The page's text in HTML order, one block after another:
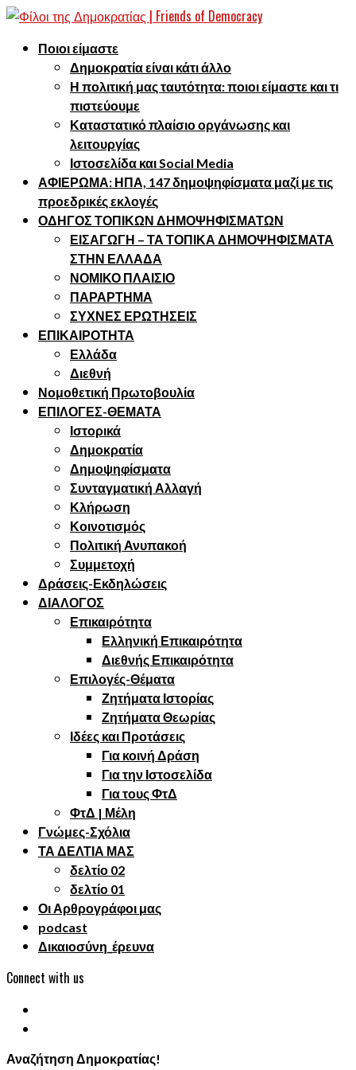
Ποιοι είμαστε
Δημοκρατία είναι κάτι άλλο
Η πολιτική μας ταυτότητα: ποιοι είμαστε και τι
πιστεύουμε
Καταστατικό πλαίσιο οργάνωσης και
λειτουργίας
Ιστοσελίδα και Social Media
ΑΦΙΕΡΩΜΑ: ΗΠΑ, 147 δημοψηφίσματα μαζί με τις
προεδρικές εκλογές
ΟΔΗΓΟΣ ΤΟΠΙΚΩΝ ΔΗΜΟΨΗΦΙΣΜΑΤΩΝ
ΕΙΣΑΓΩΓΗ – ΤΑ ΤΟΠΙΚΑ ΔΗΜΟΨΗΦΙΣΜΑΤΑ
ΣΤΗΝ ΕΛΛΑΔΑ
ΝΟΜΙΚΟ ΠΛΑΙΣΙΟ
ΠΑΡΑΡΤΗΜΑ
ΣΥΧΝΕΣ ΕΡΩΤΗΣΕΙΣ
ΕΠΙΚΑΙΡΟΤΗΤΑ
Ελλάδα
Διεθνή
Νομοθετική Πρωτοβουλία
ΕΠΙΛΟΓΕΣ-ΘΕΜΑΤΑ
Ιστορικά
Δημοκρατία
Δημοψηφίσματα
Συνταγματική Αλλαγή
Κλήρωση
Κοινοτισμός
Πολιτική Ανυπακοή
Συμμετοχή
Δράσεις-Εκδηλώσεις
ΔΙΑΛΟΓΟΣ
Επικαιρότητα
Ελληνική Επικαιρότητα
Διεθνής Επικαιρότητα
Επιλογές-Θέματα
Ζητήματα Ιστορίας
Ζητήματα Θεωρίας
Ιδέες και Προτάσεις
Για κοινή Δράση
Για την Ιστοσελίδα
Για τους ΦτΔ
ΦτΔ | Μέλη
Γνώμες-Σχόλια
ΤΑ ΔΕΛΤΙΑ ΜΑΣ
δελτίο 02
δελτίο 01
Οι Αρθρογράφοι μας
podcast
Δικαιοσύνη_έρευνα
Connect with us
Αναζήτηση Δημοκρατίας!